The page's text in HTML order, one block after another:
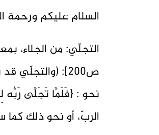
السلام عليكم ورحمة
التجلّي: من الجلاء،
ص200]: (والتجلّي
نحو : {فَلَمَّا تَجَلَّى رَبُّه
الربّ، أو نحو ذلك كما